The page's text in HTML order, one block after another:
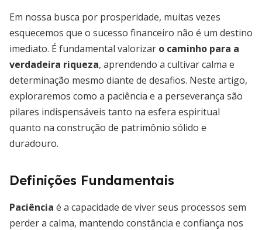
Em nossa busca por prosperidade, muitas vezes
esquecemos que o sucesso financeiro não é um destino
imediato. É fundamental valorizar o caminho para a
verdadeira riqueza, aprendendo a cultivar calma e
determinação mesmo diante de desafios. Neste artigo,
exploraremos como a paciência e a perseverança são
pilares indispensáveis tanto na esfera espiritual
quanto na construção de patrimônio sólido e
duradouro.
Definições Fundamentais
Paciência é a capacidade de viver seus processos sem
perder a calma, mantendo constância e confiança nos